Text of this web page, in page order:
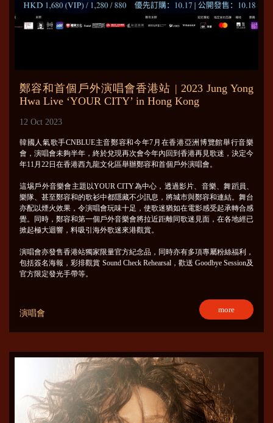
鄭容和首個戶外演唱會香港站 | 2023 Jung Yong
Hwa Live ‘YOUR CITY’ in Hong Kong
12 Oct 2023
韓國人氣歌手CNBLUE主音鄭容和今年7月在香港亞洲博覽館舉行音樂
會，演唱會未夠半年，終於兌現再次會今年內回到香港再見歌迷，決定今
年11月22日在香港西九龍文化區舉辦鄭容和首個戶外演唱會。
這埸戶外音樂會主題以YOUR CITY為中心，透過影片、音樂、舞蹈員、
樂隊、甚至鄭容和的歌衫中都隱藏不少訊息，將城市與鄭容和連結。舞台
亦配以煙火效果，令演唱會玩味十足，使歌迷猶如在電影感受起承轉合感
覺。同時，鄭容和第一個戶外音樂會將拉近距離同歌迷見面，在各地經已
掀起極大迴響，料吸引海外歌迷來港觀賞。
演唱會亦發售香港站獨家限量官方紀念品，同時亦有多項專屬粉絲福利，
包括簽名海報，彩排觀賞 Sound Check Rehearsal，歡送 Goodbye Session及
官方限定發光手帶等。
演唱會 more